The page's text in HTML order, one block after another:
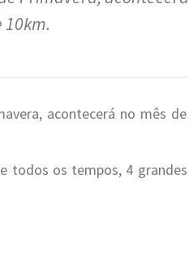
10km.
acontecerá no mês
todos os tempos, 4